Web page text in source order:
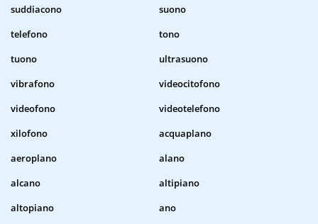
suddiacono
suono
telefono
tono
tuono
ultrasuono
vibrafono
videocitofono
videofono
videotelefono
xilofono
acquaplano
aeroplano
alano
alcano
altipiano
altopiano
ano